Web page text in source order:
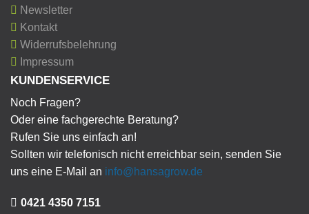
Newsletter
Kontakt
Widerrufsbelehrung
Impressum
KUNDENSERVICE
Noch Fragen?
Oder eine fachgerechte Beratung?
Rufen Sie uns einfach an!
Sollten wir telefonisch nicht erreichbar sein, senden Sie
uns eine E-Mail an info@hansagrow.de
0421 4350 7151